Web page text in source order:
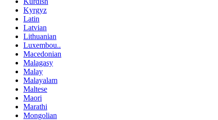
Kyrgyz
Latin
Latvian
Lithuanian
Luxembou..
Macedonian
Malagasy
Malay
Malayalam
Maltese
Maori
Marathi
Mongolian